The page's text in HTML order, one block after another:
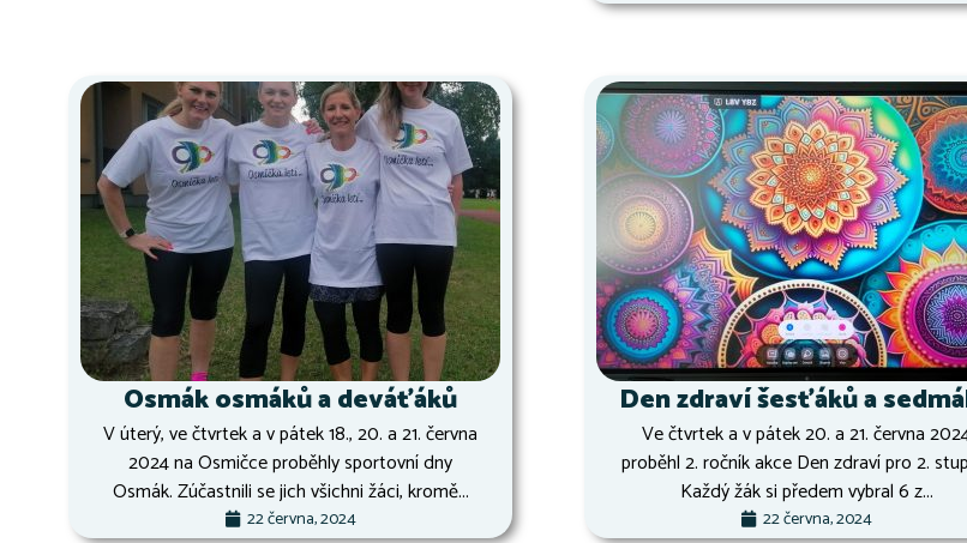
Osmák osmáků a deváťáků
V úterý, ve čtvrtek a v pátek 18., 20. a 21. června
2024 na Osmičce proběhly sportovní dny
Osmák. Zúčastnili se jich všichni žáci, kromě...
22 června, 2024
Den zdraví šesťáků a
Ve čtvrtek a v pátek 20. a 21. června
proběhl 2. ročník akce Den zdraví pro 2.
Každý žák si předem vybral 6 z...
22 června, 2024